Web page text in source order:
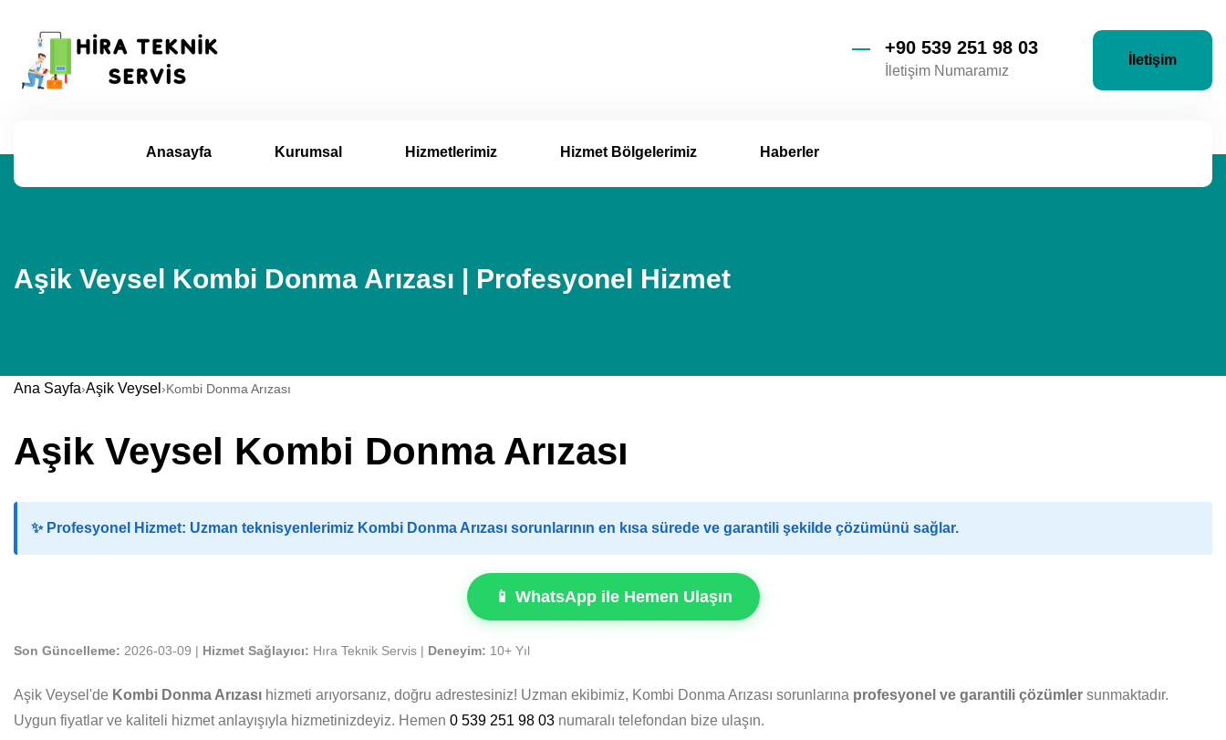
+90 539 251 98 03
İletişim Numaramız
İletişim
Anasayfa Kurumsal Hizmetlerimiz Hizmet Bölgelerimiz Haberler
Aşik Veysel Kombi Donma Arızası | Profesyonel Hizmet
Ana Sayfa›Aşik Veysel ›Kombi Donma Arızası
Aşik Veysel Kombi Donma Arızası
✨ Profesyonel Hizmet: Uzman teknisyenlerimiz Kombi Donma Arızası sorunlarının en kısa sürede ve garantili şekilde çözümünü sağlar.
📱 WhatsApp ile Hemen Ulaşın
Son Güncelleme: 2026-03-09 | Hizmet Sağlayıcı: Hıra Teknik Servis | Deneyim: 10+ Yıl
Aşik Veysel'de Kombi Donma Arızası hizmeti arıyorsanız, doğru adrestesiniz! Uzman ekibimiz, Kombi Donma Arızası sorunlarına profesyonel ve garantili çözümler sunmaktadır.
Uygun fiyatlar ve kaliteli hizmet anlayışıyla hizmetinizdeyiz. Hemen 0 539 251 98 03 numaralı telefondan bize ulaşın.